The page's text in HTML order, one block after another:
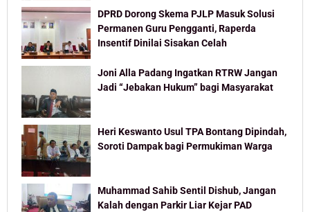
DPRD Dorong Skema PJLP Masuk Solusi
Permanen Guru Pengganti, Raperda
Insentif Dinilai Sisakan Celah
Joni Alla Padang Ingatkan RTRW Jangan
Jadi “Jebakan Hukum” bagi Masyarakat
Heri Keswanto Usul TPA Bontang Dipindah,
Soroti Dampak bagi Permukiman Warga
Muhammad Sahib Sentil Dishub, Jangan
Kalah dengan Parkir Liar Kejar PAD